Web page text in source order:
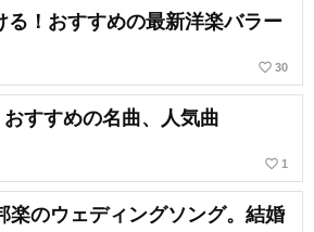
る！おすすめの最新洋楽バラー
favorite_border 30
すすめの名曲、人気曲
favorite_border 1
楽のウェディングソング。結婚